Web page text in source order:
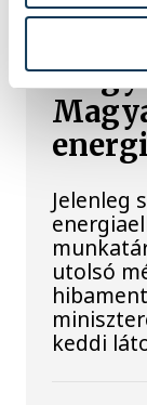
Jelenleg
utolsó
keddi